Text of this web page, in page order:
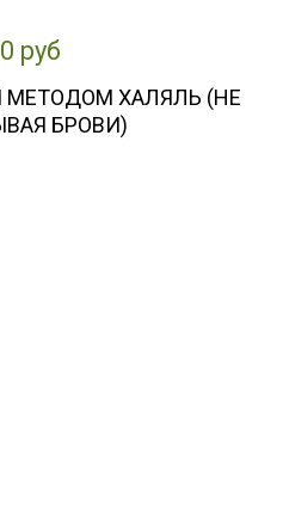
руб
МЕТОДОМ ХАЛЯЛЬ (НЕ
БРОВИ)